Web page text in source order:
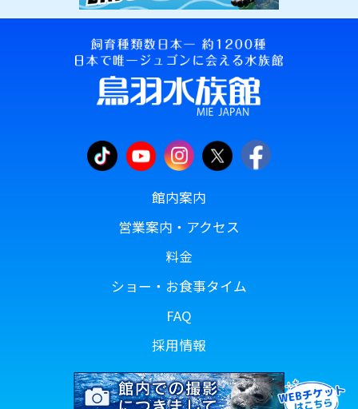
館内案内
営業案内・アクセス
料金
ショー・お食事タイム
FAQ
採用情報